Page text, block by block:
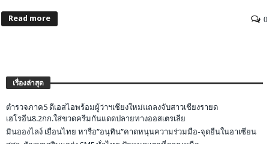
Read more 0
เรื่องล่าสุด
ตำรวจภาค5 ดีเอสไอพร้อมผู้ว่าฯเชียงใหม่แถลงจับสาวเชียงรายด
เฮโรอีน8.2กก.ใส่ขวดครีมกันแดดปลายทางออสเตรเลีย
มินอองไลง์ เยือนไทย หารือ”อนุทิน”คาดหนุนความร่วมมือ-จุดยืนในอาเซียน